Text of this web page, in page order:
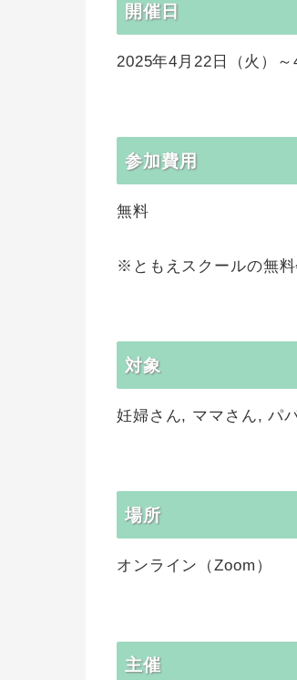
開催日
2025年4月22日（火）
参加費用
無料
※ともえスクールの無料
対象
妊婦さん, ママさん, パ
場所
オンライン（Zoom）
主催